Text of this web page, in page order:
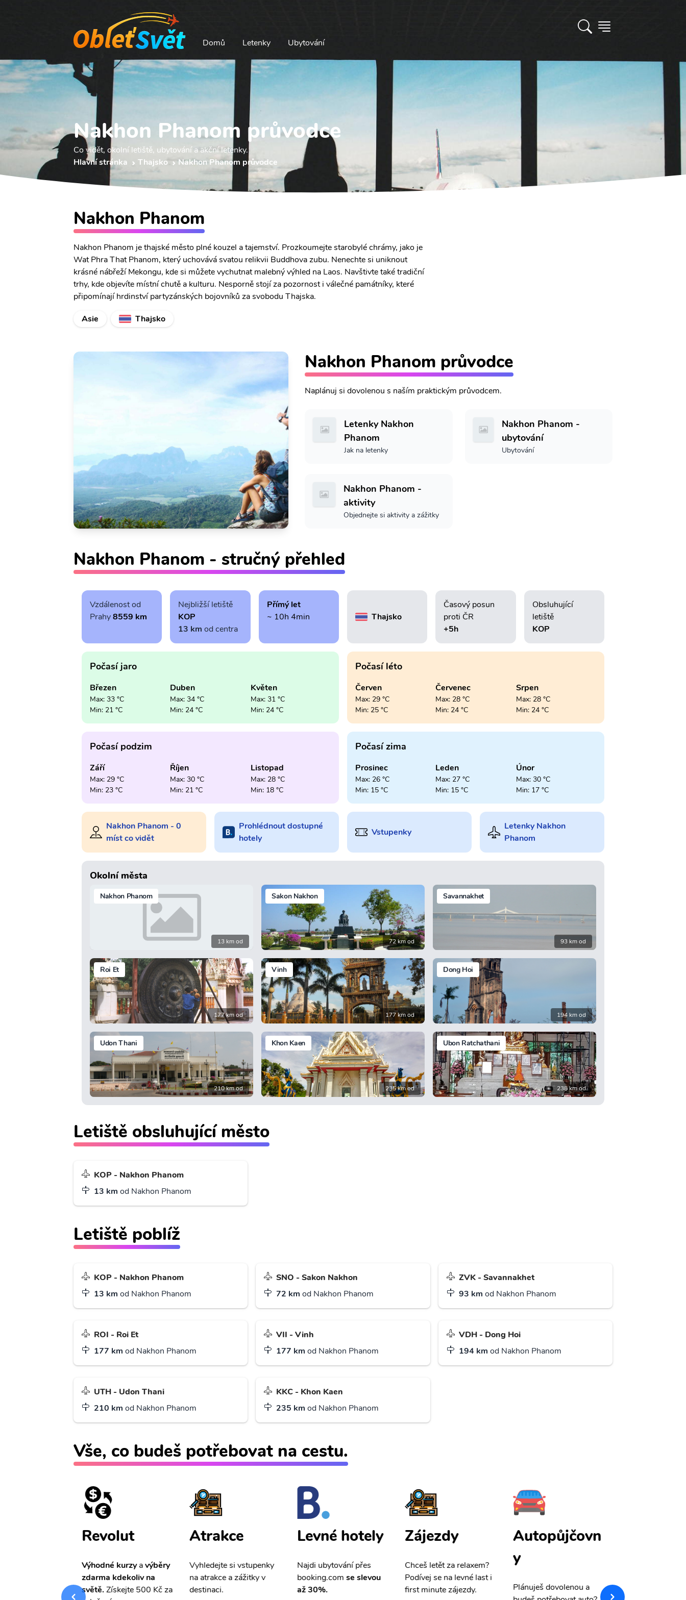
Domů Letenky Ubytování
Nakhon Phanom průvodce
Co vidět, okolní letiště, ubytování a akční letenky.
Hlavní stránka
Thajsko Nakhon Phanom průvodce
Nakhon Phanom
Nakhon Phanom je thajské město plné kouzel a tajemství. Prozkoumejte starobylé chrámy, jako je
Wat Phra That Phanom, který uchovává svatou relikvii Buddhova zubu. Nenechte si uniknout
krásné nábřeží Mekongu, kde si můžete vychutnat malebný výhled na Laos. Navštivte také tradiční
trhy, kde objevíte místní chutě a kulturu. Nesporně stojí za pozornost i válečné památníky, které
připomínají hrdinství partyzánských bojovníků za svobodu Thajska.
Asie
Thajsko
Nakhon Phanom průvodce
Naplánuj si dovolenou s naším praktickým průvodcem.
Letenky Nakhon
Phanom
Jak na letenky
Nakhon Phanom -
ubytování
Ubytování
Nakhon Phanom -
aktivity
Objednejte si aktivity a zážitky
Nakhon Phanom - stručný přehled
Vzdálenost od
Prahy8559 km
Nejbližší letiště
KOP
13 km od centra
Přímý let
~ 10h 4min
Thajsko
Časový posun
proti ČR
+5h
Obsluhující
letiště
KOP
Počasí jaro
Březen
Max: 33 °C
Min: 21 °C
Duben
Max: 34 °C
Min: 24 °C
Květen
Max: 31 °C
Min: 24 °C
Počasí léto
Červen
Max: 29 °C
Min: 25 °C
Červenec
Max: 28 °C
Min: 24 °C
Srpen
Max: 28 °C
Min: 24 °C
Počasí podzim
Září
Max: 29 °C
Min: 23 °C
Říjen
Max: 30 °C
Min: 21 °C
Listopad
Max: 28 °C
Min: 18 °C
Počasí zima
Prosinec
Max: 26 °C
Min: 15 °C
Leden
Max: 27 °C
Min: 15 °C
Únor
Max: 30 °C
Min: 17 °C
Nakhon Phanom - 0
míst co vidět
Prohlédnout dostupné
hotely
Vstupenky
Letenky Nakhon
Phanom
Okolní města
Nakhon Phanom
13 km od
Sakon Nakhon
72 km od
Savannakhet
93 km od
Roi Et
177 km od
Vinh
177 km od
Dong Hoi
194 km od
Udon Thani
210 km od
Khon Kaen
235 km od
Ubon Ratchathani
238 km od
Letiště obsluhující město
KOP - Nakhon Phanom
13 km od Nakhon Phanom
Letiště poblíž
KOP - Nakhon Phanom
13 km od Nakhon Phanom
SNO - Sakon Nakhon
72 km od Nakhon Phanom
ZVK - Savannakhet
93 km od Nakhon Phanom
ROI - Roi Et
177 km od Nakhon Phanom
VII - Vinh
177 km od Nakhon Phanom
VDH - Dong Hoi
194 km od Nakhon Phanom
UTH - Udon Thani
210 km od Nakhon Phanom
KKC - Khon Kaen
235 km od Nakhon Phanom
Vše, co budeš potřebovat na cestu.
Revolut
Výhodné kurzyavýběry
zdarma kdekoliv na
světě.Získejte 500 Kč za
Atrakce
Vyhledejte si vstupenky
na atrakce a zážitky v
destinaci.
Levné hotely
Najdi ubytování přes
booking.comse slevou
až 30%.
Zájezdy
Chceš letět za relaxem?
Podívej se na levné last i
first minute zájezdy.
Autopůjčovn
y
Plánuješ dovolenou a
pojištění a